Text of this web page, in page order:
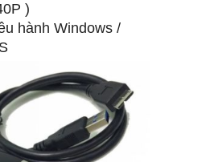
)
hành Windows /